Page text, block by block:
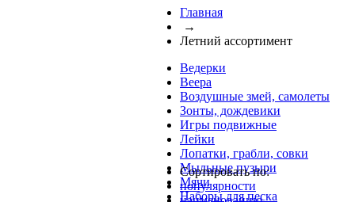
Главная
→
Летний ассортимент
Ведерки
Веера
Воздушные змей, самолеты
Зонты, дождевики
Игры подвижные
Лейки
Лопатки, грабли, совки
Мыльные пузыри
Мячи
Наборы для песка
Сортировать по:
популярности